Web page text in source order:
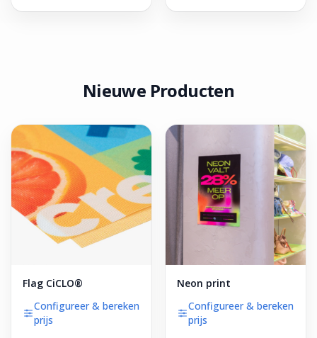
Nieuwe Producten
Flag CiCLO®
Configureer & bereken
prijs
Neon print
Configureer & bereken
prijs